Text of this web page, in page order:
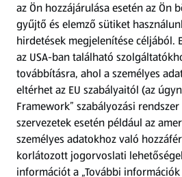
ALDI utalványok
Árcsökkentés
Adattörlő alkalmazás
Szervizpont
(új oldalon nyílik meg)
az Ön hozzájárulása esetén az Ön
gyűjtő és elemző sütiket
hirdetések megjelenítése céljából.
az USA-ban található
továbbításra, ahol a személyes
eltérhet az EU szabályaitól (az
Framework” szabályozási
szervezetek esetén például az
személyes adatokhoz való
korlátozott jogorvoslati
információt a „További